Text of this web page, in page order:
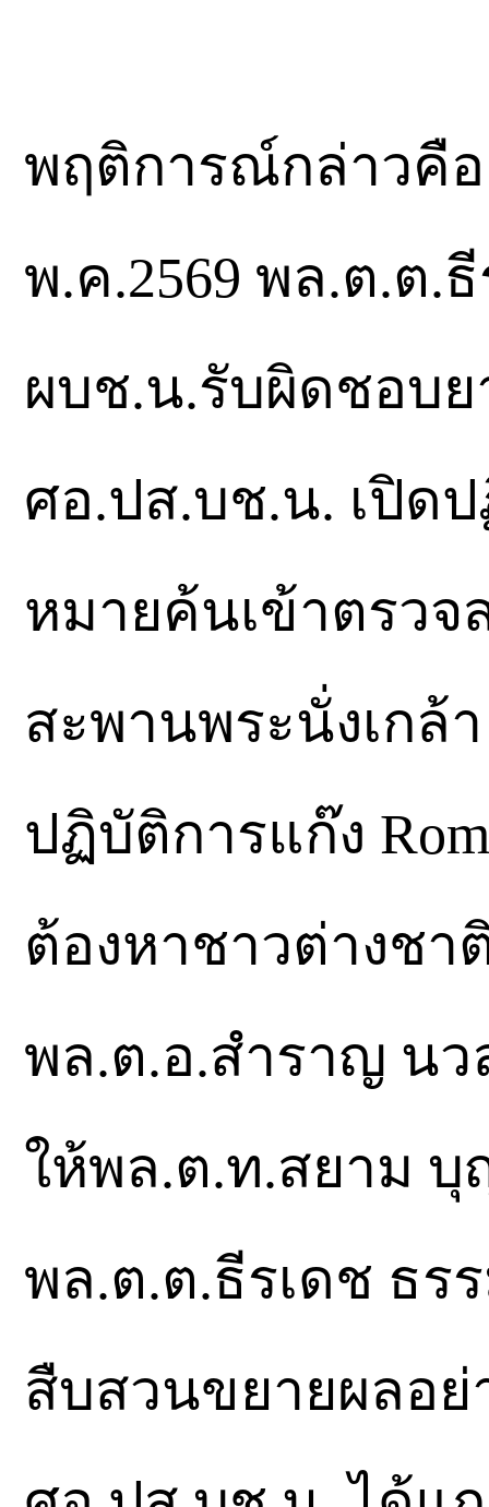
พฤติการณ์กล่าวคือ
พ.ค.2569 พล.ต.ต.
ผบช.น.รับผิดชอบย
ศอ.ปส.บช.น. เปิด
หมายค้นเข้าตรว
สะพานพระนั่งเกล้
ปฏิบัติการแก๊ง
ต้องหาชาวต่างชา
พล.ต.อ.สำราญ นว
ให้พล.ต.ท.สยาม
พล.ต.ต.ธีรเดช ธร
สืบสวนขยายผลอย่